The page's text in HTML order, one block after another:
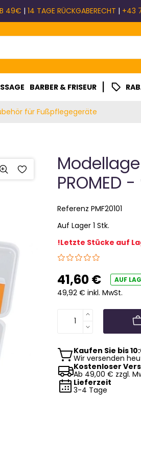
49€ | 14 TAGE RÜCKGABERECHT | +43
BARBER & FRISEUR |
für Fußpflegegeräte
PROMED
Referenz PMF20101
Auf Lager 1 Stk.
!Letzte Stücke auf
41,60 € AUF
49,92 € inkl. MwSt.
Kaufen Sie bis
Wir versenden
Kostenloser
Ab 49,00 € zzgl.
Lieferzeit
3-4 Tage